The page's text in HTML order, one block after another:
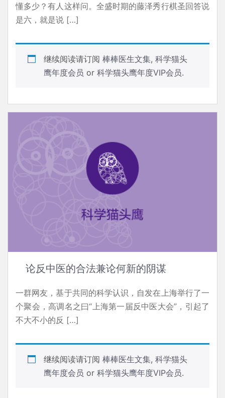
懂多少？有人这样问。全盛时期的藤泽秀行棋圣回答说
是六，就是说 […]
继续阅读请订阅 棒棒医生文集, 科学猫头
鹰年度会员 or 科学猫头鹰年度VIP会员.
论反中医的合法兼论何新的阴谋
一群网友，基于共同的科学认识，自发在上海举行了一
个聚会，高调名之曰“上海第一届反中医大会”，引起了
不大不小的反 […]
继续阅读请订阅 棒棒医生文集, 科学猫头
鹰年度会员 or 科学猫头鹰年度VIP会员.